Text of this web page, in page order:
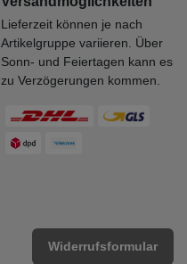
Lieferzeit können je nach
Artikelgruppe variieren. Über
Sonn- und Feiertagen kann es
zu Verzögerungen kommen.
Widerrufsformular